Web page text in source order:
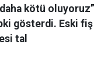
kötü oluyoruz”
gösterdi. Eski fiş
tal